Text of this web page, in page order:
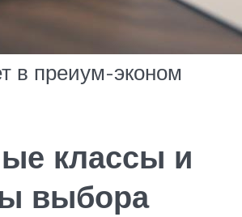
в преиум-эконом
классы и
выбора